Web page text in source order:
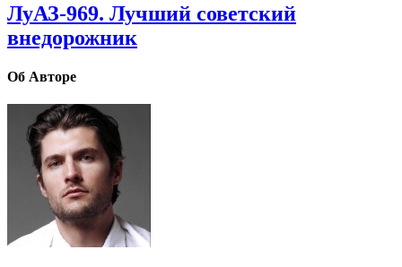
ЛуАЗ-969. Лучший советский
внедорожник
Об Авторе